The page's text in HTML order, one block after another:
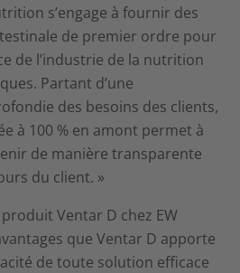
s’engage à fournir des
de premier ordre pour
de l’industrie de la nutrition
Partant d’une
des besoins des clients,
à 100 % en amont permet à
de manière transparente
du client. »
Ventar D chez EW
que Ventar D apporte
de toute solution efficace